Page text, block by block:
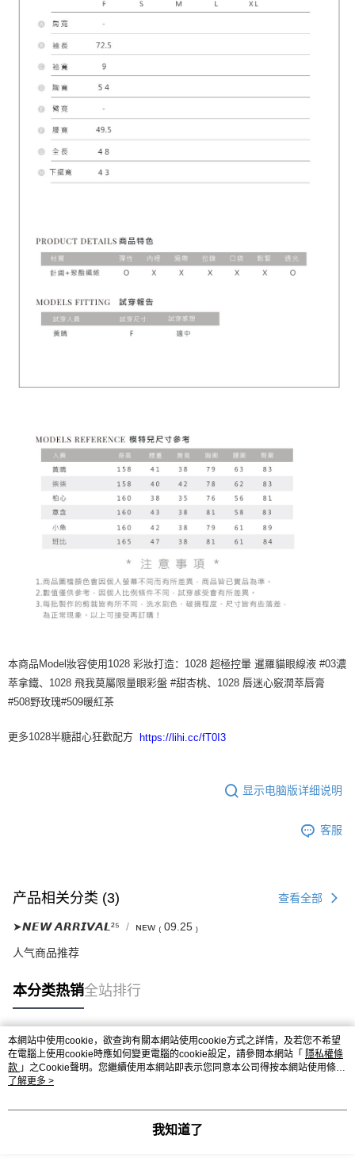
本商品Model妝容使用1028 彩妝打造：1028 超極控暈 暹羅貓眼線液 #03濃
萃拿鐵、1028 飛我莫屬限量眼彩盤 #甜杏桃、1028 唇迷心竅潤萃唇膏
#508野玫瑰#509暖紅茶
更多1028半糖甜心狂歡配方 https://lihi.cc/fT0I3
显示电脑版详细说明
客服
产品相关分类 (3) 查看全部
➤𝙉𝙀𝙒 𝘼𝙍𝙍𝙄𝙑𝘼𝙇²⁵ ɴᴇᴡ ₍ 09.25 ₎
人气商品推荐
本分类热销全站排行
热门标签
本網站中使用cookie，欲查詢有關本網站使用cookie方式之詳情，及若您不希望
在電腦上使用cookie時應如何變更電腦的cookie設定，請參閱本網站「 隱私權條
款 」之Cookie聲明。您繼續使用本網站即表示您同意本公司得按本網站使用條款
之Cookie聲明使用cookie。
了解更多 >
我知道了